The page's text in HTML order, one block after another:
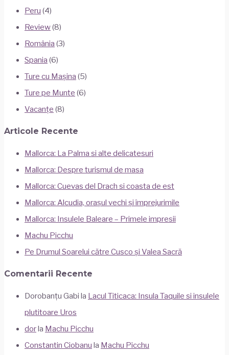
Peru (4)
Review(8)
România (3)
Spania (6)
Ture cu Mașina (5)
Ture pe Munte (6)
Vacanțe (8)
Articole Recente
Mallorca: La Palma si alte delicatesuri
Mallorca: Despre turismul de masa
Mallorca: Cuevas del Drach si coasta de est
Mallorca: Alcudia, orașul vechi și împrejurimile
Mallorca: Insulele Baleare – Primele impresii
Machu Picchu
Pe Drumul Soarelui către Cusco și Valea Sacră
Comentarii Recente
Dorobanțu Gabi la Lacul Titicaca: Insula Taquile si insulele
plutitoare Uros
dor la Machu Picchu
Constantin Ciobanu la Machu Picchu